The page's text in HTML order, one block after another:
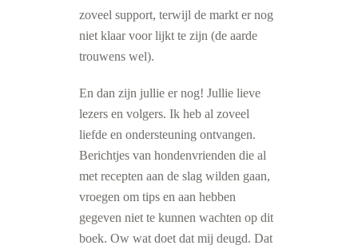
zoveel support, terwijl de markt er nog
niet klaar voor lijkt te zijn (de aarde
trouwens wel).
En dan zijn jullie er nog! Jullie lieve
lezers en volgers. Ik heb al zoveel
liefde en ondersteuning ontvangen.
Berichtjes van hondenvrienden die al
met recepten aan de slag wilden gaan,
vroegen om tips en aan hebben
gegeven niet te kunnen wachten op dit
boek. Ow wat doet dat mij deugd. Dat